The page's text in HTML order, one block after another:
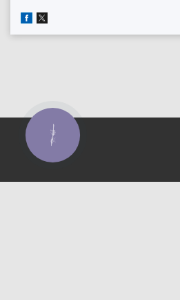
КНОПКА
ЗВ'ЯЗКУ